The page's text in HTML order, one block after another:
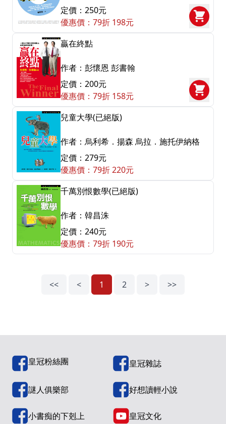
定價：250元
優惠價：79折 198元
贏在終點
作者：彭懷恩 彭書翰
定價：200元
優惠價：79折 158元
兒童大學(已絕版)
作者：烏利希．揚森 烏拉．施托伊納格
定價：279元
優惠價：79折 220元
千萬別恨數學(已絕版)
作者：韓昌洙
定價：240元
優惠價：79折 190元
<< < 1 2 > >>
皇冠粉絲團 皇冠雜誌
謎人俱樂部 好想讀輕小說
小書痴的下剋上 皇冠文化